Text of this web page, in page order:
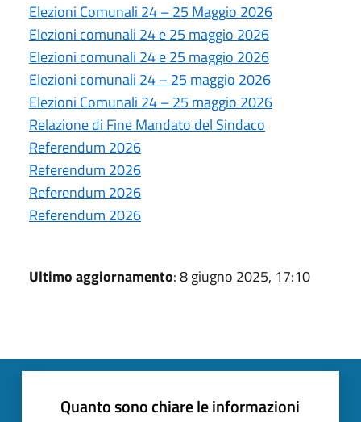
Elezioni Comunali 24 – 25 Maggio 2026
Elezioni comunali 24 e 25 maggio 2026
Elezioni comunali 24 e 25 maggio 2026
Elezioni comunali 24 – 25 maggio 2026
Elezioni Comunali 24 – 25 maggio 2026
Relazione di Fine Mandato del Sindaco
Referendum 2026
Referendum 2026
Referendum 2026
Referendum 2026
Ultimo aggiornamento: 8 giugno 2025, 17:10
Quanto sono chiare le informazioni